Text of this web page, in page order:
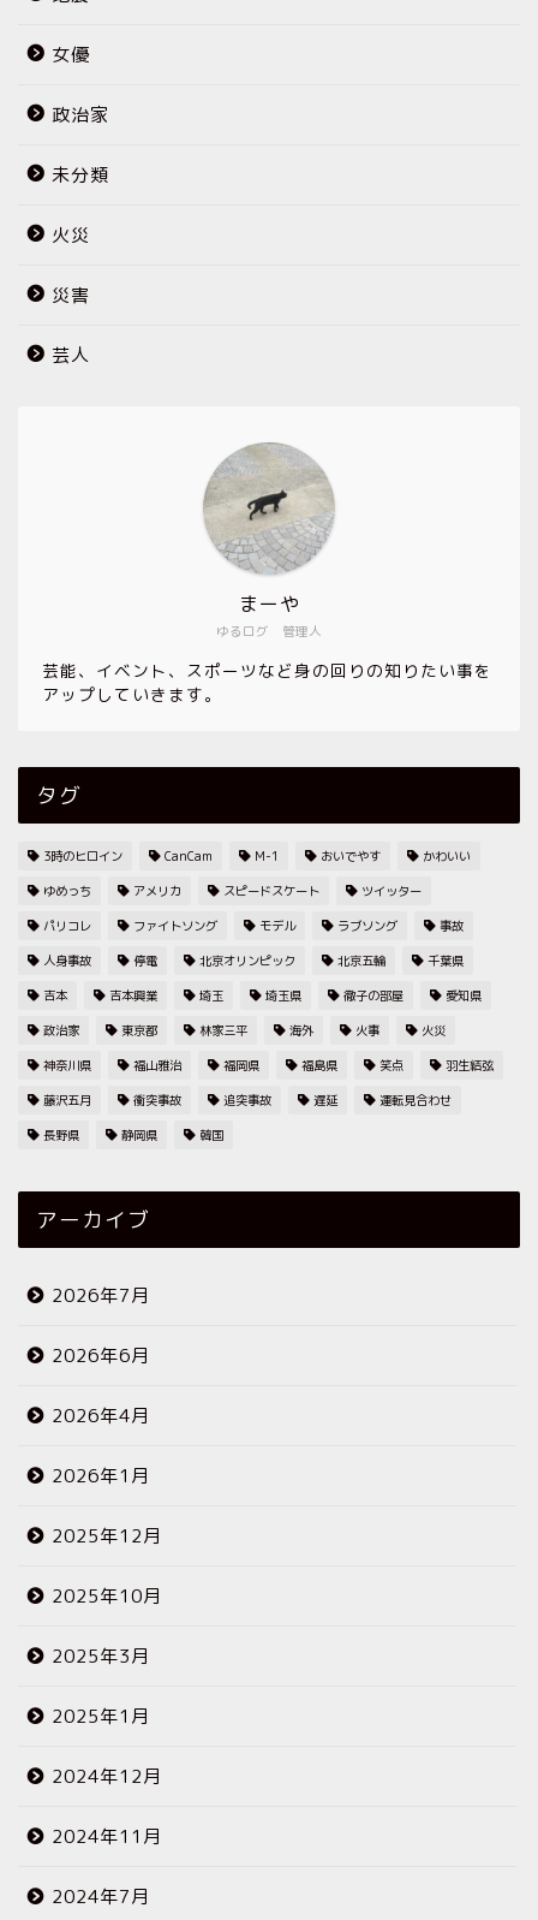
女優
政治家
未分類
火災
災害
芸人
ゆるログ 管理人
まーや
芸能、イベント、スポーツなど身の回りの知りたい事を
アップしていきます。
タグ
3時のヒロイン CanCam M-1 おいでやす かわいい
ゆめっち アメリカ スピードスケート ツイッター
パリコレ ファイトソング モデル ラブソング 事故
人身事故 停電 北京オリンピック 北京五輪 千葉県
吉本 吉本興業 埼玉 埼玉県 徹子の部屋 愛知県
政治家 東京都 林家三平 海外 火事 火災
神奈川県 福山雅治 福岡県 福島県 笑点 羽生結弦
藤沢五月 衝突事故 追突事故 遅延 運転見合わせ
長野県 静岡県 韓国
アーカイブ
2026年7月
2026年6月
2026年4月
2026年1月
2025年12月
2025年10月
2025年3月
2025年1月
2024年12月
2024年11月
2024年7月